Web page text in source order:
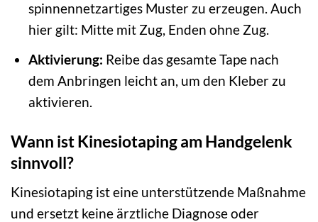
spinnennetzartiges Muster zu erzeugen. Auch
hier gilt: Mitte mit Zug, Enden ohne Zug.
Aktivierung: Reibe das gesamte Tape nach
dem Anbringen leicht an, um den Kleber zu
aktivieren.
Wann ist Kinesiotaping am Handgelenk
sinnvoll?
Kinesiotaping ist eine unterstützende Maßnahme
und ersetzt keine ärztliche Diagnose oder